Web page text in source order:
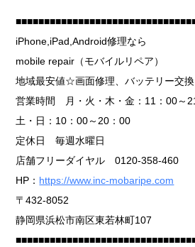
iPhone,iPad,Android修理なら
mobile repair（モバイルリペア）
地域最安値☆画面修理、バッテリー交
営業時間 月・火・木・金：11：00～
土・日：10：00～20：00
定休日 毎週水曜日
店舗フリーダイヤル 0120-358-460
HP： https://www.inc-mobaripe.com
〒432-8052
静岡県浜松市南区東若林町107